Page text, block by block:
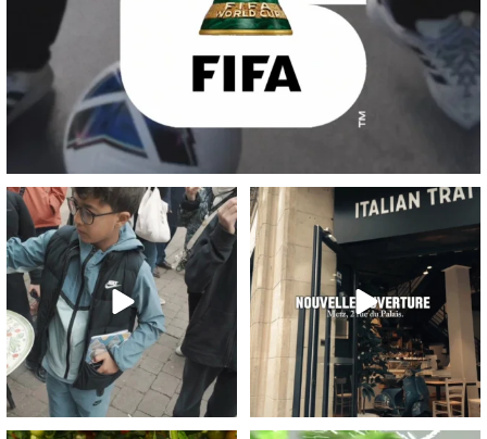
Un momento vero à partager, au sens
propre comme ...
77 4
Metz, sa cathédrale, et maintenant sa
trattoria !
83 4